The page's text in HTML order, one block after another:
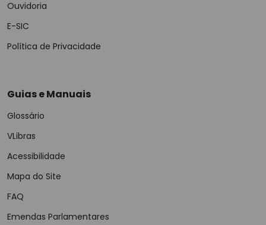
Ouvidoria
E-SIC
Política de Privacidade
Guias e Manuais
Glossário
VLibras
Acessibilidade
Mapa do Site
FAQ
Emendas Parlamentares